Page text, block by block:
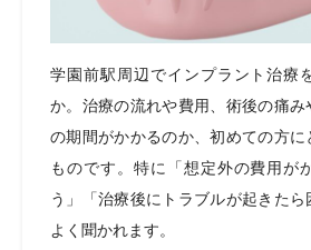
学園前駅周辺でインプラント治療
か。治療の流れや費用、術後の痛
の期間がかかるのか、初めての方に
ものです。特に「想定外の費用が
う」「治療後にトラブルが起きた
よく聞かれます。